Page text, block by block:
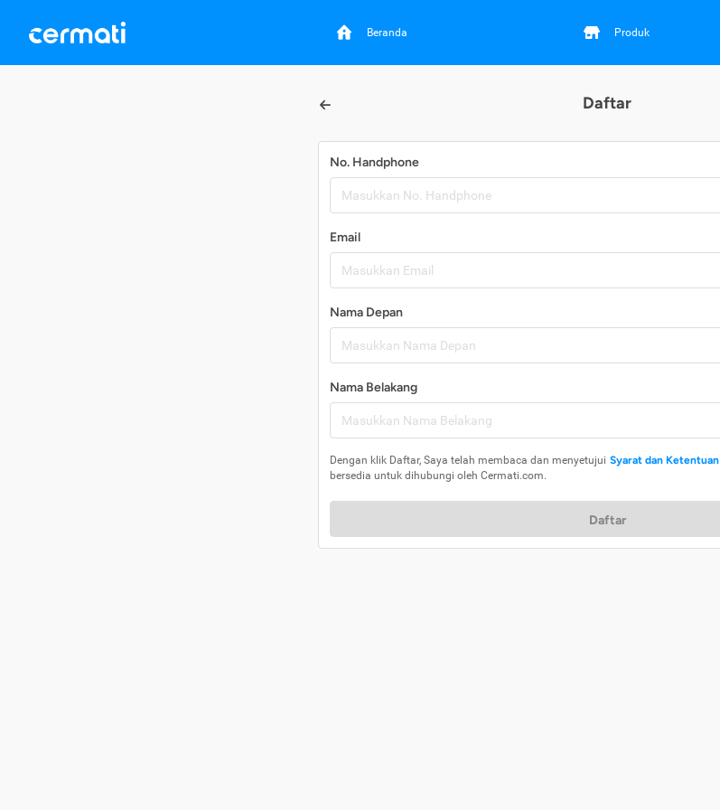
Beranda Produk
Daftar
No. Handphone
Email
Nama Depan
Nama Belakang
Dengan klik Daftar, Saya telah membaca dan menyetujui Syarat dan Ketentuan
bersedia untuk dihubungi oleh Cermati.com.
Daftar